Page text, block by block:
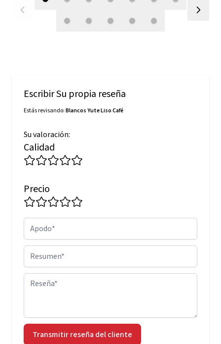
Escribir Su propia reseña
Estás revisando:Blancos Yute Liso Café
Su valoración:
Calidad
Precio
Apodo
Resumen
Reseña
Transmitir reseña del cliente